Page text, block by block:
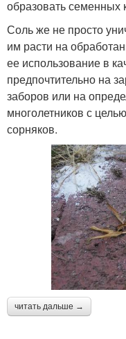
образовать семенных
Соль же не просто
им расти на
ее использование в
предпочтительно на
заборов или на
многолетников с
сорняков.
читать дальше →